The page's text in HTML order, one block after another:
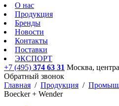
О нас
Продукция
Бренды
Новости
Контакты
Поставки
ЭКСПОРТ
+7 (495) 374 63 31 Москва,
Обратный звонок
Главная / Продукция /
Boecker + Wender